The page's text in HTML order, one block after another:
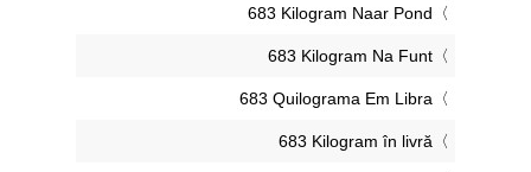
‎683 Kilogram Naar Pond
‎683 Kilogram Na Funt
‎683 Quilograma Em Libra
‎683 Kilogram în livră